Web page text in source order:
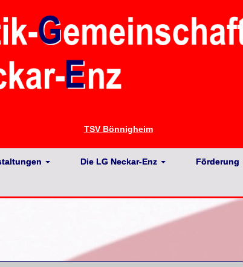
TSV Bönnigheim
Die LG Neckar-Enz Förderung